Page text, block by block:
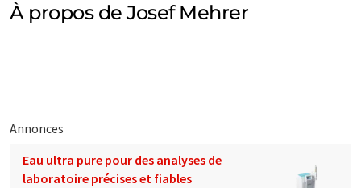
À propos de Josef Mehrer
Annonces
Eau ultra pure pour des analyses de
laboratoire précises et fiables